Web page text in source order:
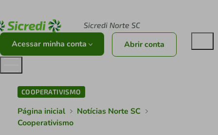
Sicredi Norte SC
Acessar minha conta Abrir conta
COOPERATIVISMO
Página inicial
Notícias Norte SC
Cooperativismo